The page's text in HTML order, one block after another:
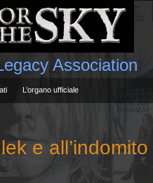
Association
L’organo ufficiale
e